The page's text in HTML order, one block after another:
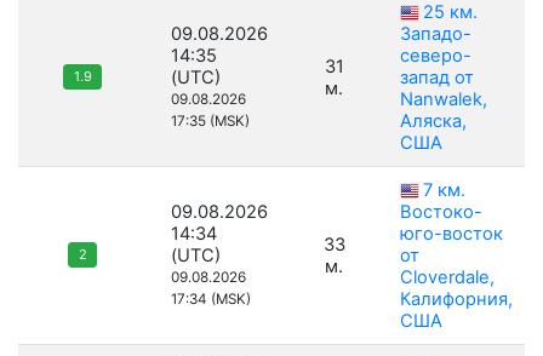
1.9
09.08.2026
14:35
(UTC)
09.08.2026
17:35 (MSK)
31
м.
25 км.
Западо-
северо-
запад от
Nanwalek,
Аляска,
США
2
09.08.2026
14:34
(UTC)
09.08.2026
17:34 (MSK)
33
м.
7 км.
Востоко-
юго-восток
от
Cloverdale,
Калифорния,
США